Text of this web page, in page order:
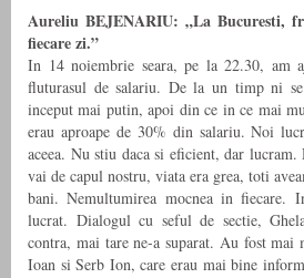
Aureliu BEJENARIU: „La Bucuresti,
fiecare zi.”
In 14 noiembrie seara, pe la 22.30, am
fluturasul de salariu. De la un timp ni
inceput mai putin, apoi din ce in ce mai
erau aproape de 30% din salariu. Noi
aceea. Nu stiu daca si eficient, dar lucram.
vai de capul nostru, viata era grea, toti
bani. Nemultumirea mocnea in fiecare.
lucrat. Dialogul cu seful de sectie,
contra, mai tare ne-a suparat. Au fost
Ioan si Serb Ion, care erau mai bine